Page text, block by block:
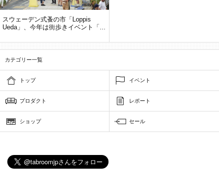
スウェーデン式蚤の市「Loppis
Ueda」、今年は街歩きイベント「...
カテゴリー一覧
トップ イベント
プロダクト レポート
ショップ セール